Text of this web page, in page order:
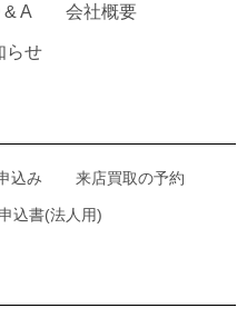
& A 会社概要
らせ
込み 来店買取の予約
込書(法人用)